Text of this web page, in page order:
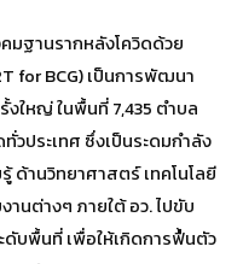
มฐานรากหลังโควิดด้วย
for BCG) เป็นการพัฒนา
งใหญ่ ในพื้นที่ 7,435 ตำบล
ประเทศ ซึ่งเป็นระดมกำลัง
ด้านวิทยาศาสตร์ เทคโนโลยี
นต่างๆ ภายใต้ อว. ไปขับ
ดับพื้นที่ เพื่อให้เกิดการฟื้นตัว